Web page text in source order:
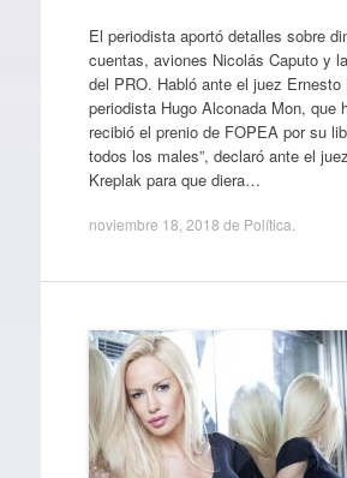
El periodista aportó detalles sobre
cuentas, aviones Nicolás Caputo y
del PRO. Habló ante el juez Ernesto
periodista Hugo Alconada Mon, que
recibió el prenio de FOPEA por su
todos los males”, declaró ante el
Kreplak para que diera…
noviembre 18, 2018 de Política